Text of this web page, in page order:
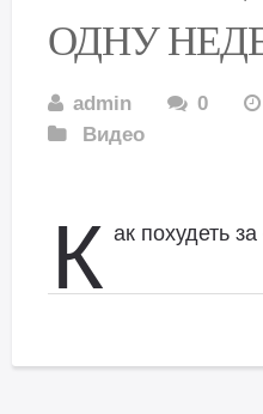
ОДНУ
admin 0
Видео
К ак похудеть